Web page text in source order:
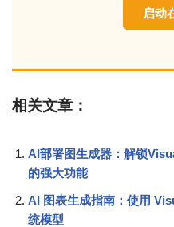
启动
相关文章：
AI部署图生成器：解锁
的强大功能
AI 图表生成指南：使用
统模型